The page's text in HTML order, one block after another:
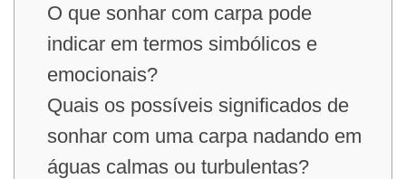
O que sonhar com carpa pode
indicar em termos simbólicos e
emocionais?
Quais os possíveis significados de
sonhar com uma carpa nadando em
águas calmas ou turbulentas?